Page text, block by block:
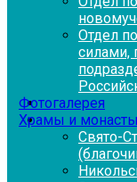
Отдел
силами,
Фотогалерея
Храмы и
Свято-